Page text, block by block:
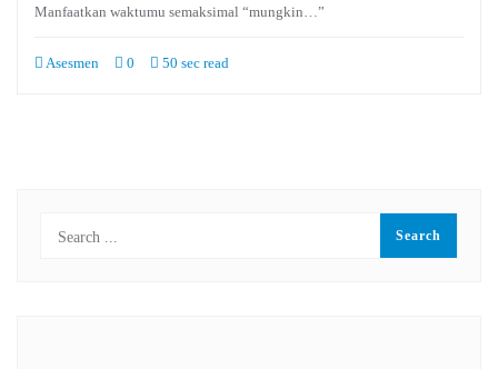
Manfaatkan waktumu semaksimal “mungkin…”
Asesmen 0 50 sec read